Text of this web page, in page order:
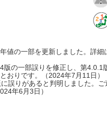
値の一部を更新しました。詳細
の一部誤りを修正し、第
おりです。（2024年7月11日）
誤りがあると判明しました。
年6月3日）